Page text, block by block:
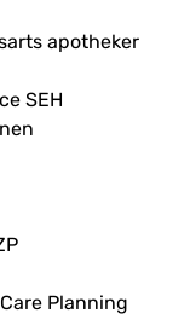
apotheker
SEH
Planning